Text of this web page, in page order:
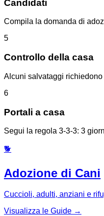
Candidati
Compila la domanda di
5
Controllo della casa
Alcuni salvataggi
6
Portali a casa
Segui la regola 3-3-3: 3
🐕
Adozione di Cani
Cuccioli, adulti, anziani e
Visualizza le Guide →